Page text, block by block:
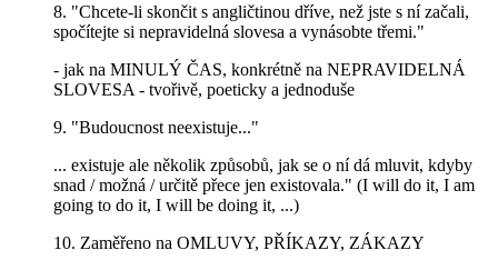
8. "Chcete-li skončit s angličtinou dříve, než jste s ní začali,
spočítejte si nepravidelná slovesa a vynásobte třemi."
- jak na MINULÝ ČAS, konkrétně na NEPRAVIDELNÁ
SLOVESA - tvořivě, poeticky a jednoduše
9. "Budoucnost neexistuje..."
... existuje ale několik způsobů, jak se o ní dá mluvit, kdyby
snad / možná / určitě přece jen existovala." (I will do it, I am
going to do it, I will be doing it, ...)
10. Zaměřeno na OMLUVY, PŘÍKAZY, ZÁKAZY